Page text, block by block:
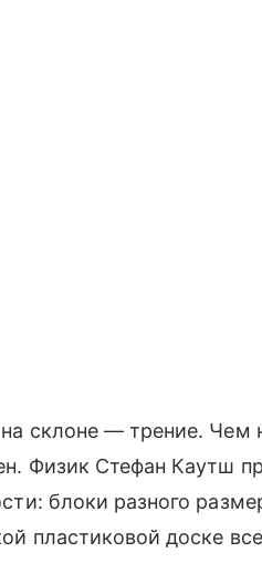
склоне — трение. Чем
Физик Стефан Каутш
блоки разного
пластиковой доске